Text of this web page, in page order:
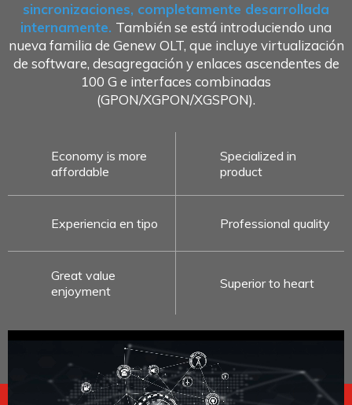
sincronizaciones, completamente desarrollada
internamente. También se está introduciendo una
nueva familia de Genew OLT, que incluye virtualización
de software, desagregación y enlaces ascendentes de
100 G e interfaces combinadas
(GPON/XGPON/XGSPON).
Economy is more
affordable
Specialized in
product
Experiencia en tipo Professional quality
Great value
enjoyment
Superior to heart